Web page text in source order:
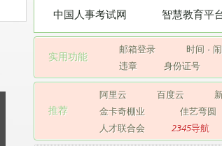
中国人事考试网
智慧教育平
实用功能
邮箱登录 时间 ·
违章
身份证号
推荐
阿里云 百度云
金卡奇棚业
佳艺弯圆
人才联合会
2345导航